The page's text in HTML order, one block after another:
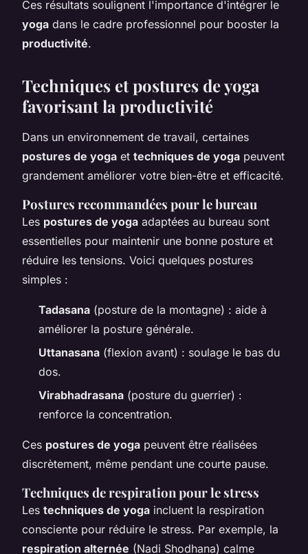
Ces résultats soulignent l'importance d'intégrer le
yoga dans le cadre professionnel pour booster la
productivité.
Techniques et postures de yoga
favorisant la productivité
Dans un environnement de travail, certaines
postures de yoga et techniques de yoga peuvent
grandement améliorer votre bien-être et efficacité.
Postures recommandées pour le bureau
Les postures de yoga adaptées au bureau sont
essentielles pour maintenir une bonne posture et
réduire les tensions. Voici quelques postures
simples :
Tadasana (posture de la montagne) : aide à
améliorer la posture générale.
Uttanasana (flexion avant) : soulage le bas du
dos.
Virabhadrasana (posture du guerrier) :
renforce la concentration.
Ces postures de yoga peuvent être réalisées
discrètement, même pendant une courte pause.
Techniques de respiration pour le stress
Les techniques de yoga incluent la respiration
consciente pour réduire le stress. Par exemple, la
respiration alternée (Nadi Shodhana) calme